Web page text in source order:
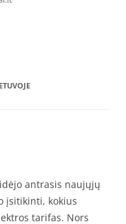
antrasis naujųjų
įsitikinti, kokius
tarifas. Nors